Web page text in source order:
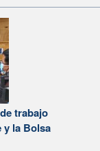
trabajo
y la Bolsa